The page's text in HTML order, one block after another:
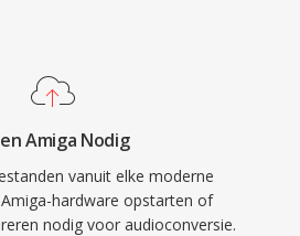
Amiga Nodig
vanuit elke moderne
hardware opstarten of
nodig voor audioconversie.